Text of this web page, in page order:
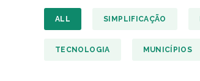
ALL SIMPLIFICAÇÃO
TECNOLOGIA MUNICÍPIOS